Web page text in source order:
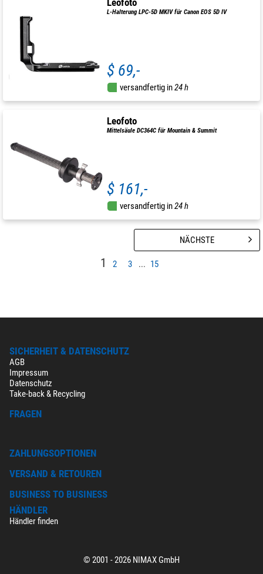
Leofoto
L-Halterung LPC-5D MKIV für Canon EOS 5D IV
$ 69,-
versandfertig in24 h
Leofoto
Mittelsäule DC364C für Mountain & Summit
$ 161,-
versandfertig in24 h
1 2 3 ... 15
NÄCHSTE
SICHERHEIT & DATENSCHUTZ
AGB
Impressum
Datenschutz
Take-back & Recycling
FRAGEN
ZAHLUNGSOPTIONEN
VERSAND & RETOUREN
BUSINESS TO BUSINESS
HÄNDLER
Händler finden
© 2001 - 2026 NIMAX GmbH